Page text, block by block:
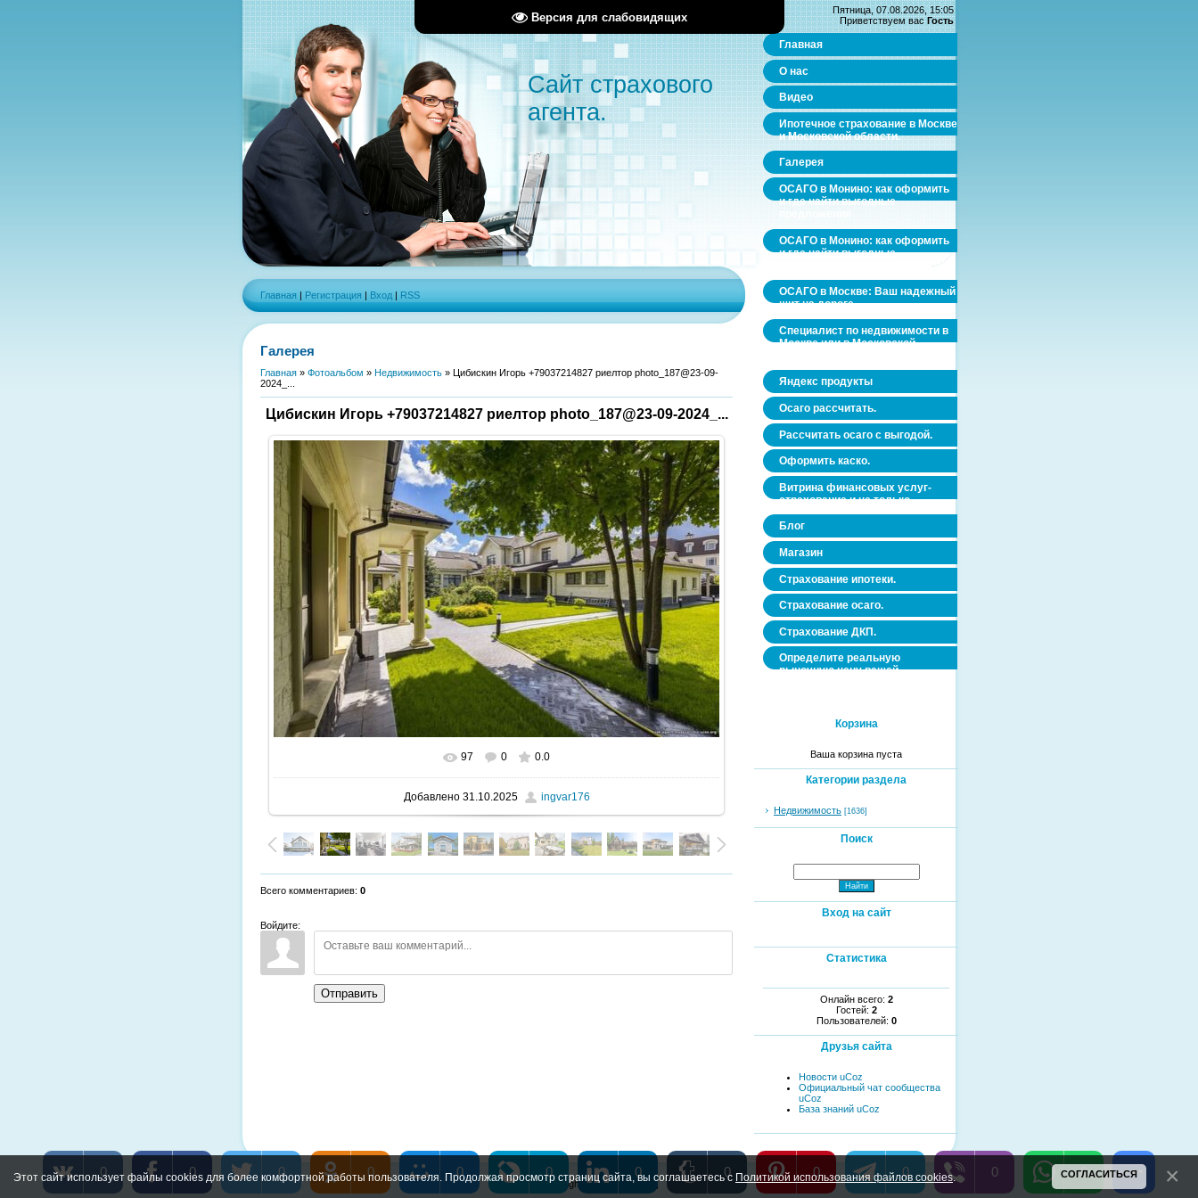
Версия для слабовидящих
Сайт страхового
агента.
Главная | Регистрация | Вход | RSS
Галерея
Главная » Фотоальбом » Недвижимость » Цибискин Игорь +79037214827 риелтор photo_187@23-09-
2024_...
Цибискин Игорь +79037214827 риелтор photo_187@23-09-2024_...
В реальном размере 1600x1067
97 0 0.0
Добавлено31.10.2025 ingvar176
Всего комментариев: 0
Войдите:
Отправить
Пятница, 07.08.2026, 15:05
Приветствуем вас Гость
Главная
О нас
Видео
Ипотечное страхование в Москве
и Московской области.
Галерея
ОСАГО в Монино: как оформить
и где найти выгодные
ОСАГО в Монино: как оформить
и где найти выгодные
ОСАГО в Москве: Ваш надежный
щит на дороге
Специалист по недвижимости в
Москве или в Московской
Яндекс продукты
Осаго рассчитать.
Рассчитать осаго с выгодой.
Оформить каско.
Витрина финансовых услуг-
страхование и не только.
Блог
Магазин
Страхование ипотеки.
Страхование осаго.
Страхование ДКП.
Определите реальную
рыночную цену вашей
Корзина
Ваша корзина пуста
Категории раздела
Недвижимость [1636]
Поиск
Вход на сайт
Статистика
Онлайн всего: 2
Гостей: 2
Пользователей: 0
Друзья сайта
Новости uCoz
Официальный чат сообщества
uCoz
База знаний uCoz
Copyright MyCorp © 2026 |
0 0 0 0 0 0 0 0 0 0 0 0
Этот сайт использует файлы cookies для более комфортной работы пользователя. Продолжая просмотр страниц сайта, вы соглашаетесь с Политикой использования файлов cookies. СОГЛАСИТЬСЯ